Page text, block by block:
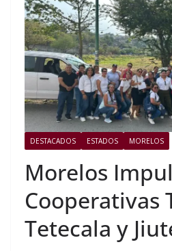
DESTACADOS ESTADOS MORELOS
Morelos
Cooperativas
Tetecala y